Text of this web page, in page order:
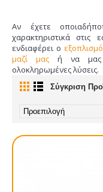
Αν έχετε
χαρακτηριστικά στις
ενδιαφέρει ο
μαζί μαςή να μας
ολοκληρωμένες λύσεις.
Σύγκριση